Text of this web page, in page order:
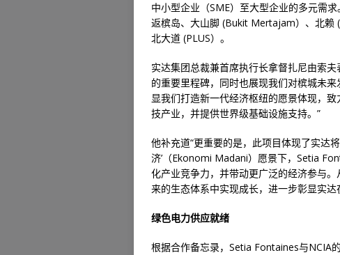
中小型企业（SME）至大型企业的多元需
返槟岛、大山脚 (Bukit Mertajam）、北赖
北大道 (PLUS）。
实达集团总裁兼首席执行长拿督扎尼由索
的重要里程碑，同时也展现我们对槟城未
显我们打造新一代经济枢纽的愿景体现，
技产业，并提供世界级基础设施支持。”
他补充道“更重要的是，此项目体现了实达
济’（Ekonomi Madani）愿景下，Setia
化产业竞争力，并带动更广泛的经济参与
来的生态体系中实现成长，进一步彰显实
绿色电力供应就绪
根据合作备忘录，Setia Fontaines与NCIA